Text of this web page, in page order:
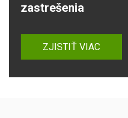
zastrešenia
ZJISTIŤ VIAC